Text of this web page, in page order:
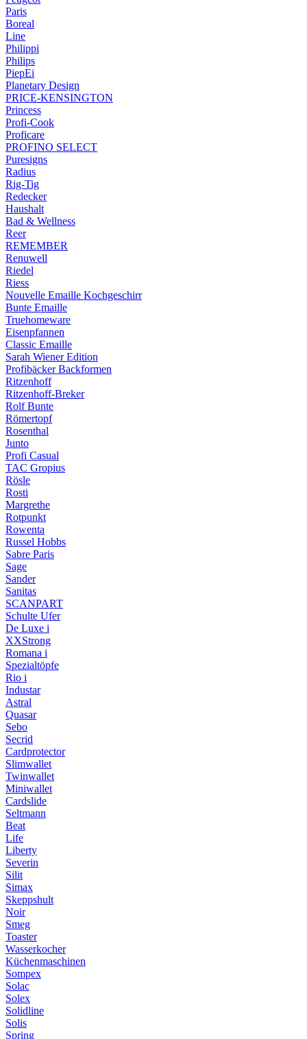
Paris
Boreal
Line
Philippi
Philips
PiepEi
Planetary Design
PRICE-KENSINGTON
Princess
Profi-Cook
Proficare
PROFINO SELECT
Puresigns
Radius
Rig-Tig
Redecker
Haushalt
Bad & Wellness
Reer
REMEMBER
Renuwell
Riedel
Riess
Nouvelle Emaille Kochgeschirr
Bunte Emaille
Truehomeware
Eisenpfannen
Classic Emaille
Sarah Wiener Edition
Profibäcker Backformen
Ritzenhoff
Ritzenhoff-Breker
Rolf Bunte
Römertopf
Rosenthal
Junto
Profi Casual
TAC Gropius
Rösle
Rosti
Margrethe
Rotpunkt
Rowenta
Russel Hobbs
Sabre Paris
Sage
Sander
Sanitas
SCANPART
Schulte Ufer
De Luxe i
XXStrong
Romana i
Spezialtöpfe
Rio i
Industar
Astral
Quasar
Sebo
Secrid
Cardprotector
Slimwallet
Twinwallet
Miniwallet
Cardslide
Seltmann
Beat
Life
Liberty
Severin
Silit
Simax
Skeppshult
Noir
Smeg
Toaster
Wasserkocher
Küchenmaschinen
Sompex
Solac
Solex
Solidline
Solis
Spring